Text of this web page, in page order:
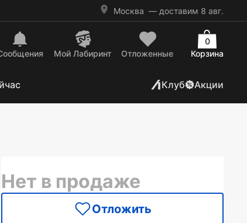
Москва — доставим 8 авг.
Mой Лабиринт Отложенные Корзина
0
Клуб Акции
Нет в продаже
Отложить